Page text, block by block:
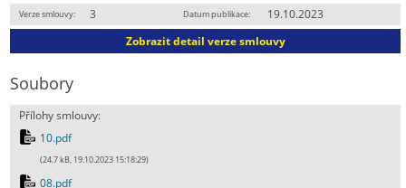
Verze smlouvy: 3 Datum publikace:
19.10.2023
Zobrazit detail verze smlouvy
Soubory
Přílohy smlouvy:
10.pdf
(24.7 kB, 19.10.2023 15:18:29)
08.pdf